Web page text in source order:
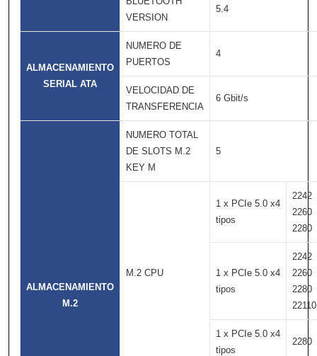
VERSION
5.4
ALMACENAMIENTO
SERIAL ATA
NUMERO DE
PUERTOS
4
VELOCIDAD DE
TRANSFERENCIA
6 Gbit/s
ALMACENAMIENTO
M.2
NUMERO TOTAL
DE SLOTS M.2
KEY M
5
M.2 CPU
1 x PCIe 5.0 x4
tipos
2242
2260
2280
1 x PCIe 5.0 x4
tipos
2242
2260
2280
22110
1 x PCIe 5.0 x4
tipos
2280